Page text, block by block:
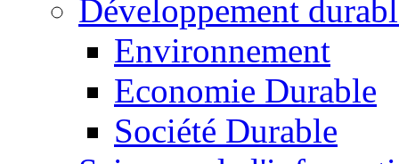
Développement
Environnement
Economie Durable
Société Durable